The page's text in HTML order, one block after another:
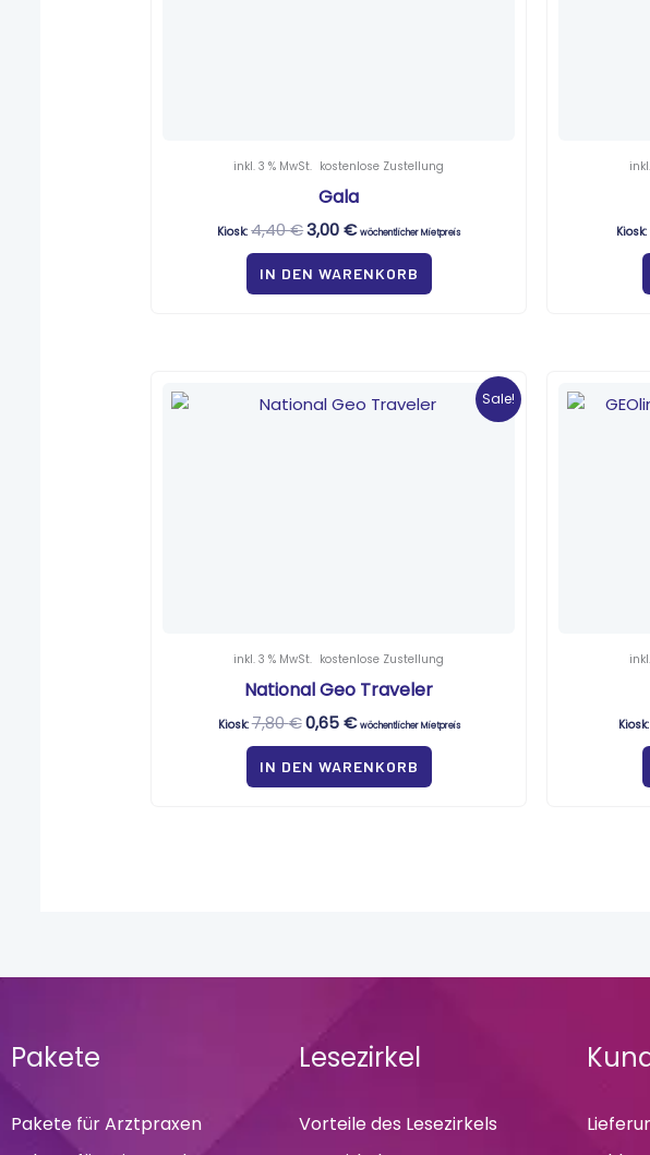
inkl. 3 % MwSt. kostenlose Zustellung
Gala
Kiosk: 4,40€3,00€ wöchentlicher Mietpreis
IN DEN WARENKORB
Kiosk:
Sale!
inkl. 3 % MwSt. kostenlose Zustellung
National Geo Traveler
Kiosk: 7,80€
war:
0,65€
ist:
wöchentlicher Mietpreis
IN DEN WARENKORB
Kiosk:
Pakete
Pakete für Arztpraxen
Lesezirkel
Vorteile des Lesezirkels